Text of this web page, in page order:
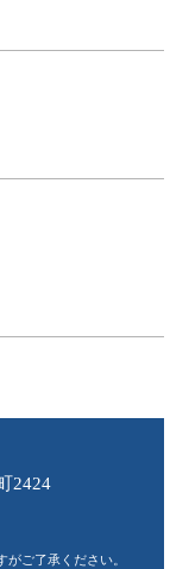
2424
ご了承ください。